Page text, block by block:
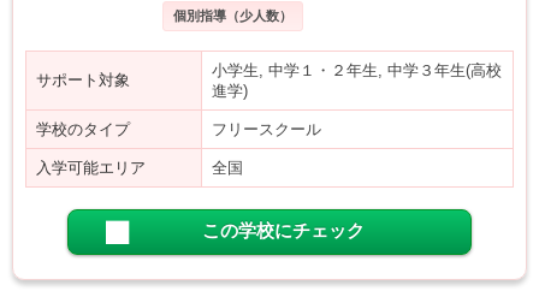
個別指導（少人数）
サポート対象
小学生, 中学１・２年生, 中学３年生(高校
進学)
学校のタイプ フリースクール
入学可能エリア 全国
この学校にチェック